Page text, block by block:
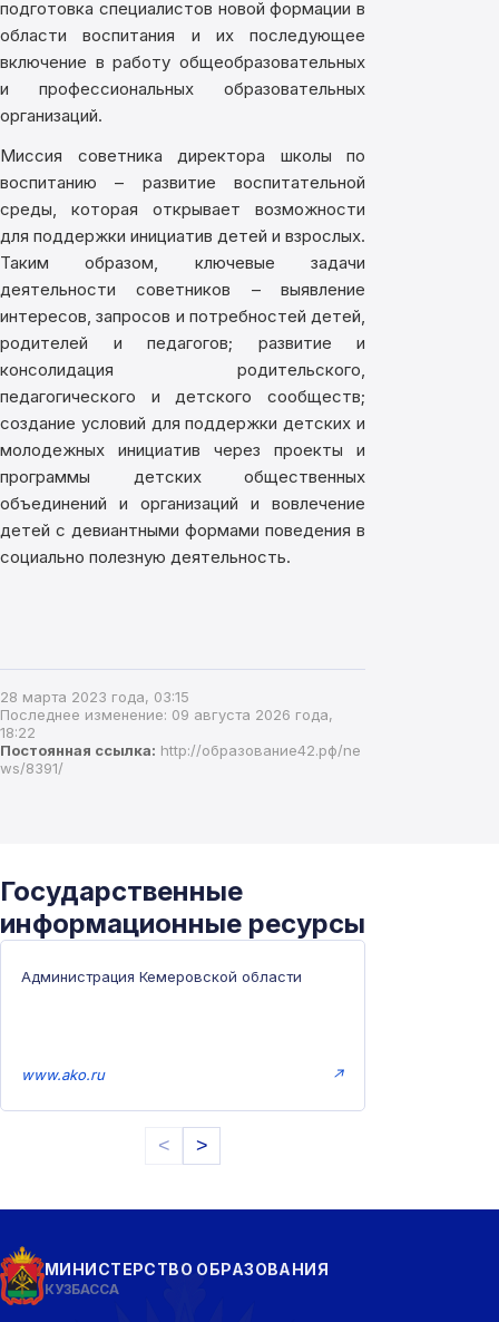
подготовка специалистов новой формации в
области воспитания и их последующее
включение в работу общеобразовательных
и профессиональных образовательных
организаций.
Миссия советника директора школы по
воспитанию – развитие воспитательной
среды, которая открывает возможности
для поддержки инициатив детей и взрослых.
Таким образом, ключевые задачи
деятельности советников – выявление
интересов, запросов и потребностей детей,
родителей и педагогов; развитие и
консолидация родительского,
педагогического и детского сообществ;
создание условий для поддержки детских и
молодежных инициатив через проекты и
программы детских общественных
объединений и организаций и вовлечение
детей с девиантными формами поведения в
социально полезную деятельность.
28 марта 2023 года, 03:15
Последнее изменение: 09 августа 2026 года,
18:22
Постоянная ссылка: http://образование42.рф/ne
ws/8391/
Государственные
информационные ресурсы
Администрация Кемеровской области
www.ako.ru ↗
< >
МИНИСТЕРСТВО ОБРАЗОВАНИЯ
КУЗБАССА